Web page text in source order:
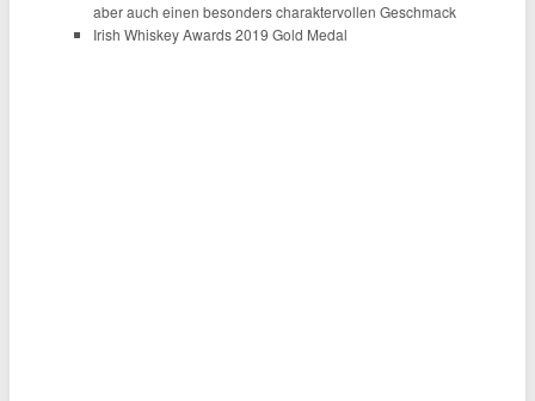
aber auch einen besonders charaktervollen Geschmack
Irish Whiskey Awards 2019 Gold Medal